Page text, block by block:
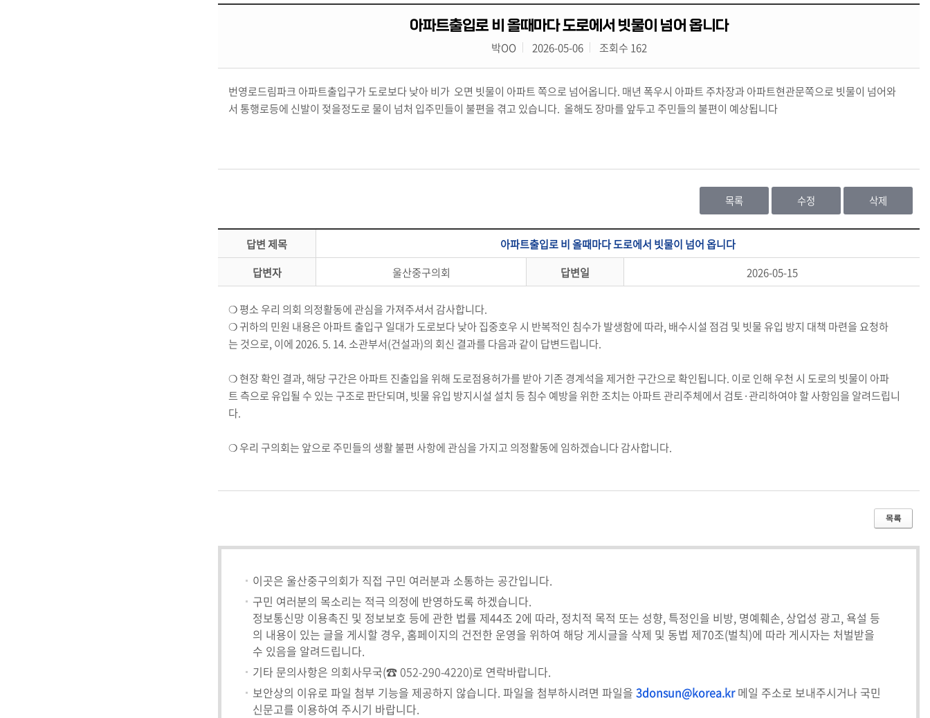
아파트출입로 비 올때마다 도로에서 빗물이 넘어 옵니다
박OO 2026-05-06 조회수 162
번영로드림파크 아파트출입구가 도로보다 낮아 비가 오면 빗물이 아파트 쪽으로 넘어옵니다. 매년 폭우시 아파트 주차장과 아파트현관문쪽으로 빗물이 넘어와
서 통행로등에 신발이 젖을정도로 물이 넘처 입주민들이 불편을 겪고 있습니다. 올해도 장마를 앞두고 주민들의 불편이 예상됩니다
목록 수정 삭제
답변 제목
아파트출입로 비 올때마다 도로에서 빗물이 넘어 옵니다
답변자
울산중구의회 답변일 2026-05-15
❍ 평소 우리 의회 의정활동에 관심을 가져주셔서 감사합니다.
❍ 귀하의 민원 내용은 아파트 출입구 일대가 도로보다 낮아 집중호우 시 반복적인 침수가 발생함에 따라, 배수시설 점검 및 빗물 유입 방지 대책 마련을 요청하
는 것으로, 이에 2026. 5. 14. 소관부서(건설과)의 회신 결과를 다음과 같이 답변드립니다.
❍ 현장 확인 결과, 해당 구간은 아파트 진출입을 위해 도로점용허가를 받아 기존 경계석을 제거한 구간으로 확인됩니다. 이로 인해 우천 시 도로의 빗물이 아파
트 측으로 유입될 수 있는 구조로 판단되며, 빗물 유입 방지시설 설치 등 침수 예방을 위한 조치는 아파트 관리주체에서 검토·관리하여야 할 사항임을 알려드립니
다.
❍ 우리 구의회는 앞으로 주민들의 생활 불편 사항에 관심을 가지고 의정활동에 임하겠습니다 감사합니다.
이곳은 울산중구의회가 직접 구민 여러분과 소통하는 공간입니다.
구민 여러분의 목소리는 적극 의정에 반영하도록 하겠습니다.
정보통신망 이용촉진 및 정보보호 등에 관한 법률 제44조 2에 따라, 정치적 목적 또는 성향, 특정인을 비방, 명예훼손, 상업성 광고, 욕설 등
의 내용이 있는 글을 게시할 경우, 홈페이지의 건전한 운영을 위하여 해당 게시글을 삭제 및 동법 제70조(벌칙)에 따라 게시자는 처벌받을
수 있음을 알려드립니다.
기타 문의사항은 의회사무국(☎052-290-4220)로 연락바랍니다.
보안상의 이유로 파일 첨부 기능을 제공하지 않습니다. 파일을 첨부하시려면 파일을 3donsun@korea.kr메일 주소로 보내주시거나 국민
신문고를 이용하여 주시기 바랍니다.